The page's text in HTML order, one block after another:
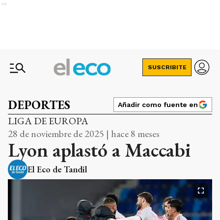
Ads
SUSCRIBITE
DEPORTES Añadir como fuente en
LIGA DE EUROPA
28 de noviembre de 2025 | hace 8 meses
Lyon aplastó a Maccabi
El Eco de Tandil